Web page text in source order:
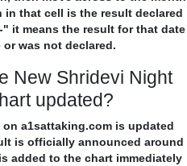
that cell is the result declared
it means the result for that date
was not declared.
New Shridevi Night
updated?
a1sattaking.com is updated
is officially announced around
added to the chart immediately